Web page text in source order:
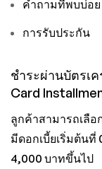
คำถามที่พบบ่อย
การรับประกัน
ชำระผ่านบัตรเ
Card
ลูกค้าสามารถเลื
มีดอกเบี้ยเริ่มต้นที่
4,000 บาทขึ้นไป